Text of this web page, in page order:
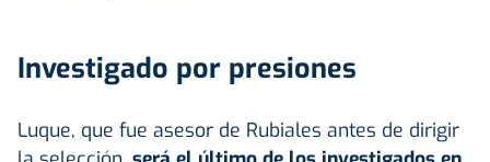
Investigado por presiones
Luque, que fue asesor de Rubiales antes de dirigir